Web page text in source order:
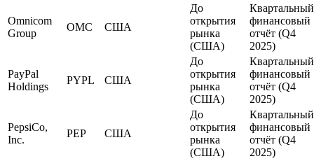
Omnicom
Group
OMC США
До
открытия
рынка
(США)
Квартальный
финансовый
отчёт (Q4
2025)
PayPal
Holdings
PYPL США
До
открытия
рынка
(США)
Квартальный
финансовый
отчёт (Q4
2025)
PepsiCo,
Inc.
PEP США
До
открытия
рынка
(США)
Квартальный
финансовый
отчёт (Q4
2025)